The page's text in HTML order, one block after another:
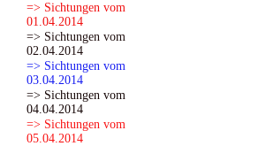
=> Sichtungen vom
01.04.2014
=> Sichtungen vom
02.04.2014
=> Sichtungen vom
03.04.2014
=> Sichtungen vom
04.04.2014
=> Sichtungen vom
05.04.2014